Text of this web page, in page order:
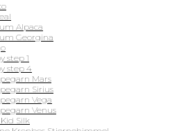
Alpaca
Georgina
step 1
step 4
Mars
Sirius
Vega
Venus
Silk